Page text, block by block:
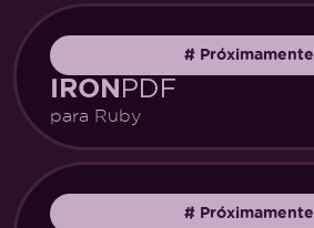
#Próximamente
IRONPDF
para Ruby
#Próximamente